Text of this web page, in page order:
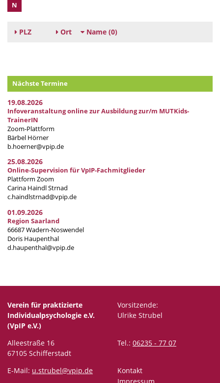
N
PLZ Ort Name (0)
Nächste Termine
19.08.2026
Infoveranstaltung online zur Ausbildung zur/m MUTKids-
TrainerIN
Zoom-Plattform
Bärbel Hörner
b.hoerner@vpip.de
25.08.2026
Online-Supervision für VpIP-Fachmitglieder
Plattform Zoom
Carina Haindl Strnad
c.haindlstrnad@vpip.de
01.09.2026
Region Saarland
66687 Wadern-Noswendel
Doris Haupenthal
d.haupenthal@vpip.de
Verein für praktizierte
Individualpsychologie e.V.
(VpIP e.V.)
Vorsitzende:
Ulrike Strubel
Alleestraße 16
67105 Schifferstadt
Tel.: 06235 - 77 07
E-Mail: u.strubel@vpip.de
Kontakt